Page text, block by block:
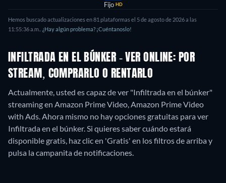
Fijo HD
Hemos buscado actualizaciones en81 plataformas el 5 de agosto de 2026a las
11:55:36 a.m.
¿Hay algún problema? ¡Cuéntanoslo!
INFILTRADA EN EL BÚNKER - VER ONLINE: POR
STREAM, COMPRARLO O RENTARLO
Actualmente, usted es capaz de ver "Infiltrada en el búnker"
streaming en Amazon Prime Video, Amazon Prime Video
with Ads.Ahora mismo no hay opciones gratuitas para ver
Infiltrada en el búnker. Si quieres saber cuándo estará
disponible gratis, haz clic en 'Gratis' en los filtros de arriba y
pulsa la campanita de notificaciones.